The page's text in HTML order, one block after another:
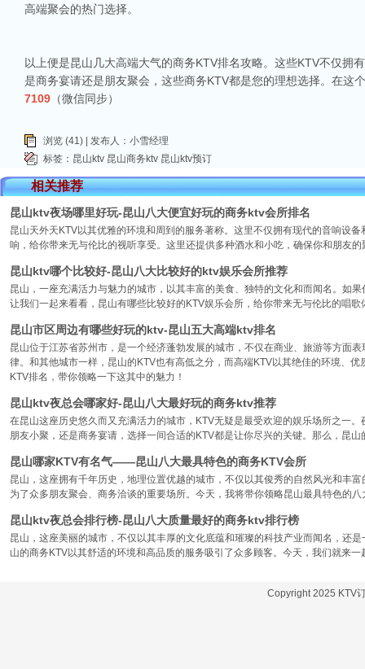
相关推荐
昆山ktv夜场哪里好玩-昆山八大便宜好玩的商务ktv会所排名
昆山天外天KTV以其优雅的环境和周到的服务著称。这里不仅拥有现代的音响设
响，给你带来无与伦比的视听享受。这里还提供多种酒水和小吃，确保你和朋友的
昆山ktv哪个比较好-昆山八大比较好的ktv娱乐会所推荐
昆山，一座充满活力与魅力的城市，以其丰富的美食、独特的文化和而闻名。如
让我们一起来看看，昆山有哪些比较好的KTV娱乐会所，给你带来无与伦比的唱歌
昆山市区周边有哪些好玩的ktv-昆山五大高端ktv排名
昆山位于江苏省苏州市，是一个经济蓬勃发展的城市，不仅在商业、旅游等方面
律。和其他城市一样，昆山的KTV也有高低之分，而高端KTV以其绝佳的环境、
KTV排名，带你领略一下这其中的魅力！
昆山ktv夜总会哪家好-昆山八大最好玩的商务ktv推荐
在昆山这座历史悠久而又充满活力的城市，KTV无疑是最受欢迎的娱乐场所之一
朋友小聚，还是商务宴请，选择一间合适的KTV都是让你尽兴的关键。那么，昆
昆山哪家KTV有名气——昆山八大最具特色的商务KTV会所
昆山，这座拥有千年历史，地理位置优越的城市，不仅以其俊秀的自然风光和丰
为了众多朋友聚会、商务洽谈的重要场所。今天，我将带你领略昆山最具特色的
昆山ktv夜总会排行榜-昆山八大质量最好的商务ktv排行榜
昆山，这座美丽的城市，不仅以其丰厚的文化底蕴和璀璨的科技产业而闻名，还
山的商务KTV以其舒适的环境和高品质的服务吸引了众多顾客。今天，我们就来
高端聚会的热门选择。
以上便是昆山几大高端大气的商务KTV排名攻略。这些KTV不仅拥
是商务宴请还是朋友聚会，这些商务KTV都是您的理想选择。在这
7109 （微信同步）
浏览 (41) | 发布人：小雪经理
标签： 昆山ktv 昆山商务ktv 昆山ktv预订
Copyright 2025 KTV